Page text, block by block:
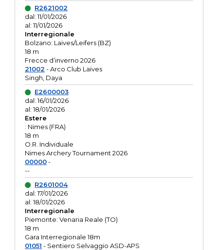
R2621002
dal: 11/01/2026
al: 11/01/2026
Interregionale
Bolzano: Laives/Leifers (BZ)
18 m
Frecce d’inverno 2026
21002 - Arco Club Laives
Singh, Daya
E2600003
dal: 16/01/2026
al: 18/01/2026
Estere
: Nimes (FRA)
18 m
O.R. Individuale
Nimes Archery Tournament 2026
00000-
--
R2601004
dal: 17/01/2026
al: 18/01/2026
Interregionale
Piemonte: Venaria Reale (TO)
18 m
Gara Interregionale 18m
01051 - Sentiero Selvaggio ASD-APS